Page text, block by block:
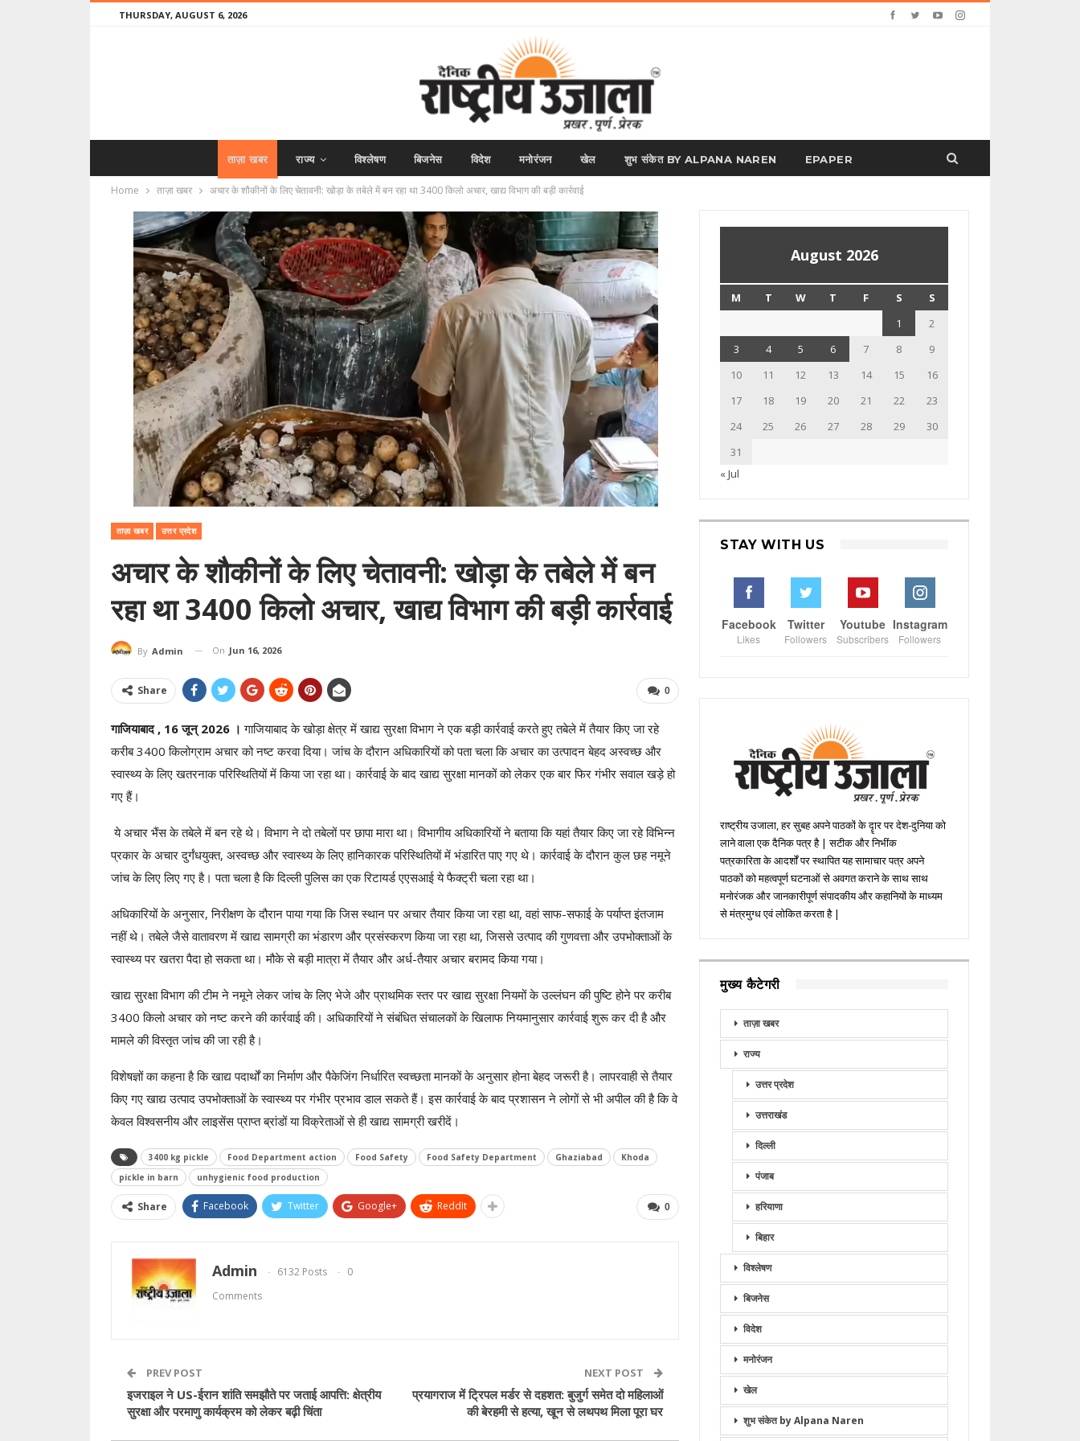
THURSDAY, AUGUST 6, 2026
ताज़ा खबर राज्य विश्लेषण बिजनेस विदेश मनोरंजन खेल शुभ संकेत BY ALPANA NAREN EPAPER
Home ताज़ा खबर अचार के शौकीनों के लिए चेतावनी: खोड़ा के तबेले में बन रहा था 3400 किलो अचार, खाद्य विभाग की बड़ी कार्रवाई
ताज़ा खबर उत्तर प्रदेश
अचार के शौकीनों के लिए चेतावनी: खोड़ा के तबेले में बन
रहा था 3400 किलो अचार, खाद्य विभाग की बड़ी कार्रवाई
By Admin On Jun 16, 2026
0
Share
गाजियाबाद , 16 जून्‌ 2026 ।गाजियाबाद के खोड़ा क्षेत्र में खाद्य सुरक्षा विभाग ने एक बड़ी कार्रवाई करते हुए तबेले में तैयार किए जा रहे
करीब 3400 किलोग्राम अचार को नष्ट करवा दिया। जांच के दौरान अधिकारियों को पता चला कि अचार का उत्पादन बेहद अस्वच्छ और
स्वास्थ्य के लिए खतरनाक परिस्थितियों में किया जा रहा था। कार्रवाई के बाद खाद्य सुरक्षा मानकों को लेकर एक बार फिर गंभीर सवाल खड़े हो
गए हैं।
ये अचार भैंस के तबेले में बन रहे थे। विभाग ने दो तबेलों पर छापा मारा था। विभागीय अधिकारियों ने बताया कि यहां तैयार किए जा रहे विभिन्न
प्रकार के अचार दुर्गंधयुक्त, अस्वच्छ और स्वास्थ्य के लिए हानिकारक परिस्थितियों में भंडारित पाए गए थे। कार्रवाई के दौरान कुल छह नमूने
जांच के लिए लिए गए है। पता चला है कि दिल्‍ली पुलिस का एक रिटायर्ड एएसआई ये फैक्‍ट्री चला रहा था।
अधिकारियों के अनुसार, निरीक्षण के दौरान पाया गया कि जिस स्थान पर अचार तैयार किया जा रहा था, वहां साफ-सफाई के पर्याप्त इंतजाम
नहीं थे। तबेले जैसे वातावरण में खाद्य सामग्री का भंडारण और प्रसंस्करण किया जा रहा था, जिससे उत्पाद की गुणवत्ता और उपभोक्ताओं के
स्वास्थ्य पर खतरा पैदा हो सकता था। मौके से बड़ी मात्रा में तैयार और अर्ध-तैयार अचार बरामद किया गया।
खाद्य सुरक्षा विभाग की टीम ने नमूने लेकर जांच के लिए भेजे और प्राथमिक स्तर पर खाद्य सुरक्षा नियमों के उल्लंघन की पुष्टि होने पर करीब
3400 किलो अचार को नष्ट करने की कार्रवाई की। अधिकारियों ने संबंधित संचालकों के खिलाफ नियमानुसार कार्रवाई शुरू कर दी है और
मामले की विस्तृत जांच की जा रही है।
विशेषज्ञों का कहना है कि खाद्य पदार्थों का निर्माण और पैकेजिंग निर्धारित स्वच्छता मानकों के अनुसार होना बेहद जरूरी है। लापरवाही से तैयार
किए गए खाद्य उत्पाद उपभोक्ताओं के स्वास्थ्य पर गंभीर प्रभाव डाल सकते हैं। इस कार्रवाई के बाद प्रशासन ने लोगों से भी अपील की है कि वे
केवल विश्वसनीय और लाइसेंस प्राप्त ब्रांडों या विक्रेताओं से ही खाद्य सामग्री खरीदें।
3400 kg pickle Food Department action Food Safety Food Safety Department Ghaziabad
Khoda
pickle in barn
unhygienic food production
0
Share Facebook Twitter Google+ ReddIt
Admin 6132 Posts
0
Comments
PREV POST
इजराइल ने US-ईरान शांति समझौते पर जताई आपत्ति: क्षेत्रीय
सुरक्षा और परमाणु कार्यक्रम को लेकर बढ़ी चिंता
NEXT POST
प्रयागराज में ट्रिपल मर्डर से दहशत: बुजुर्ग समेत दो महिलाओं
की बेरहमी से हत्या, खून से लथपथ मिला पूरा घर
August 2026
M T W T F S
S
1
2
3
4 5 6 7 8
9
10
11 12 13 14 15
16
17
18 19 20 21 22
23
24
25 26 27 28 29
30
31
« Jul
STAY WITH US
Facebook
Likes
Twitter
Followers
Youtube
Subscribers
Instagram
Followers
राष्ट्रीय उजाला, हर सुबह अपने पाठकों के दॄार पर देश-दुनिया को
लाने वाला एक दैनिक पत्र है | सटीक और निभींक
पत्रकारिता के आदर्शों पर स्थापित यह सामाचार पत्र अपने
पाठकों को महत्वपूर्ण घटनाओं से अवगत कराने के साथ साथ
मनोरंजक और जानकारीपूर्ण संपादकीय और कहानियों के माध्यम
से मंत्रमुग्ध एवं लोकित करता है |
मुख्य कैटेगरी
ताज़ा खबर
राज्य
उत्तर प्रदेश
उत्तराखंड
दिल्ली
पंजाब
हरियाणा
बिहार
विश्लेषण
बिजनेस
विदेश
मनोरंजन
खेल
शुभ संकेत by Alpana Naren